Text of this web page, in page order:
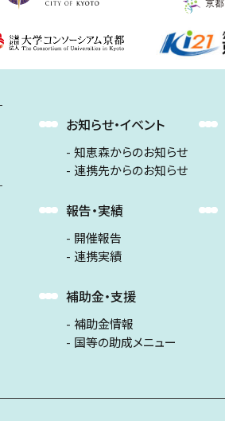
お知らせ・イベント
知恵森からのお知らせ
連携先からのお知らせ
報告・実績
開催報告
連携実績
補助金・支援
補助金情報
国等の助成メニュー